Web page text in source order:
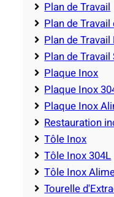
Plan de Travail
Plan de
Plan de
Plan de
Plaque Inox
Plaque Inox
Plaque Inox
Restauration
Tôle Inox
Tôle Inox 304L
Tôle Inox
Tourelle